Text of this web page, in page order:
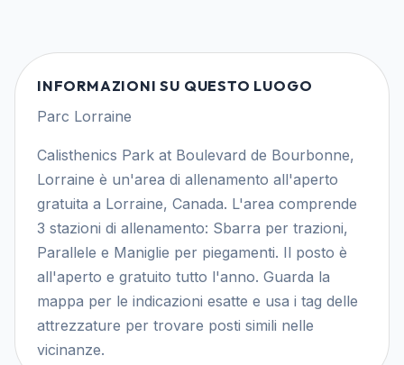
INFORMAZIONI SU QUESTO LUOGO
Parc Lorraine
Calisthenics Park at Boulevard de Bourbonne,
Lorraine è un'area di allenamento all'aperto
gratuita a Lorraine, Canada. L'area comprende
3 stazioni di allenamento: Sbarra per trazioni,
Parallele e Maniglie per piegamenti. Il posto è
all'aperto e gratuito tutto l'anno. Guarda la
mappa per le indicazioni esatte e usa i tag delle
attrezzature per trovare posti simili nelle
vicinanze.